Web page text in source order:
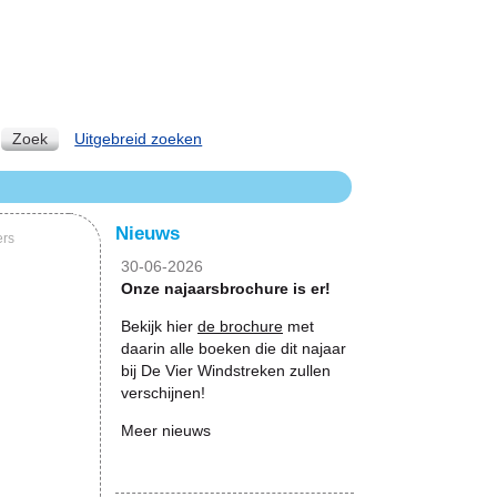
Nieuws
30-06-2026
Onze najaarsbrochure is er!
Bekijk hier de brochure met
daarin alle boeken die dit najaar
bij De Vier Windstreken zullen
verschijnen!
Meer nieuws
Zoek Uitgebreid zoeken